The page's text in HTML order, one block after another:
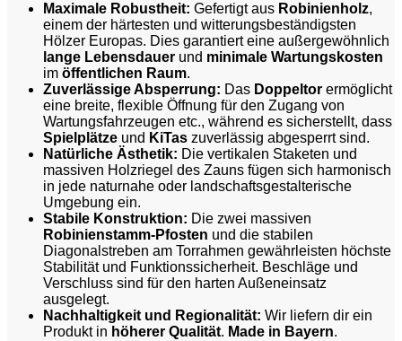
Maximale Robustheit: Gefertigt aus Robinienholz,
einem der härtesten und witterungsbeständigsten
Hölzer Europas. Dies garantiert eine außergewöhnlich
lange Lebensdauer und minimale Wartungskosten
im öffentlichen Raum.
Zuverlässige Absperrung: Das Doppeltor ermöglicht
eine breite, flexible Öffnung für den Zugang von
Wartungsfahrzeugen etc., während es sicherstellt, dass
Spielplätze und KiTas zuverlässig abgesperrt sind.
Natürliche Ästhetik: Die vertikalen Staketen und
massiven Holzriegel des Zauns fügen sich harmonisch
in jede naturnahe oder landschaftsgestalterische
Umgebung ein.
Stabile Konstruktion: Die zwei massiven
Robinienstamm-Pfosten und die stabilen
Diagonalstreben am Torrahmen gewährleisten höchste
Stabilität und Funktionssicherheit. Beschläge und
Verschluss sind für den harten Außeneinsatz
ausgelegt.
Nachhaltigkeit und Regionalität: Wir liefern dir ein
Produkt in höherer Qualität. Made in Bayern.